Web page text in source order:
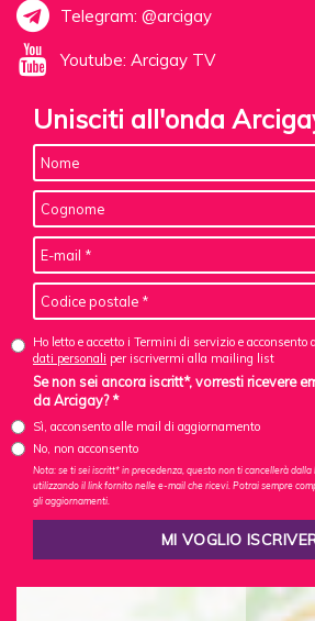
Telegram: @arcigay
Youtube: Arcigay TV
Unisciti all'onda
Ho letto e accetto i Termini di servizio e acconsento al
dati personali per iscrivermi alla mailing list
Se non sei ancora iscritt*, vorresti ricevere
da Arcigay? *
Sì, acconsento alle mail di aggiornamento
No, non acconsento
Nota: se ti sei iscritt* in precedenza, questo non ti cancellerà
utilizzando il link fornito nelle e-mail che ricevi. Potrai sempre
gli aggiornamenti.